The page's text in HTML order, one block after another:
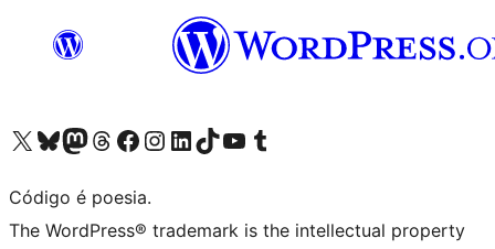
Acessar nossa conta do X (antigo Twitter)
Acessar nossa conta do Bluesky
Acessar nossa conta do Mastodon
Acessar nossa conta do Threads
Acessar nossa página do Facebook
Acessar nossa conta do Instagram
Acessar nossa conta do LinkedIn
Acessar nossa conta do TikTok
Acessar nosso canal do YouTube
Acessar nossa conta no Tumblr
Código é poesia.
The WordPress® trademark is the intellectual property